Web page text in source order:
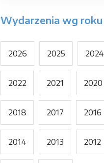
Wydarzenia wg roku
2026 2025 2024
2022 2021 2020
2018 2017 2016
2014 2013 2012